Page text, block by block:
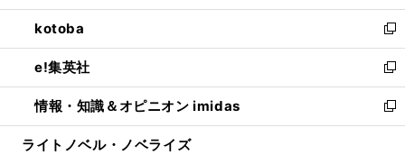
開
く
ウ
で
開
く
ン
ド
ウ
で
開
く
ウ
ィ
ン
ド
ウ
で
開
し
い
ウ
ィ
ン
ド
ウ
kotoba
新
し
い
ウ
ィ
ン
e!集英社
新
し
い
ウ
情報・知識＆オピニオン imidas
新
し
ライトノベル・ノベライズ